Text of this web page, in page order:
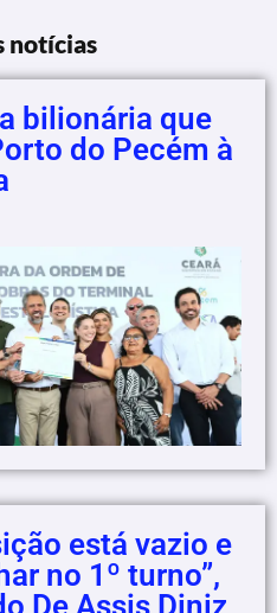
notícias
bilionária que
do Pecém à
está vazio e
no 1º turno”,